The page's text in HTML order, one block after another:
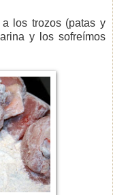
los trozos (patas y
y los sofreímos